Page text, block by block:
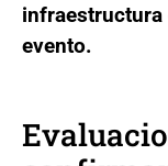
infraestructura
evento.